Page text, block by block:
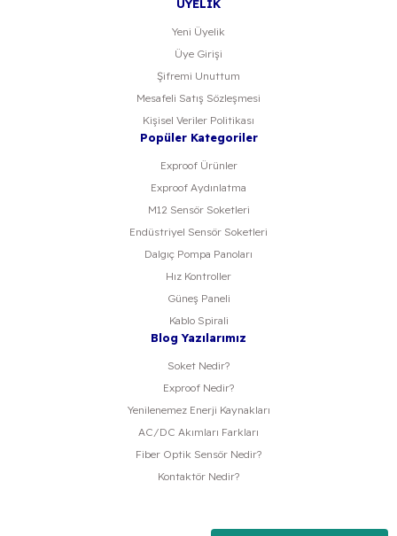
ÜYELİK
Yeni Üyelik
Üye Girişi
Şifremi Unuttum
Mesafeli Satış Sözleşmesi
Kişisel Veriler Politikası
Popüler Kategoriler
Exproof Ürünler
Exproof Aydınlatma
M12 Sensör Soketleri
Endüstriyel Sensör Soketleri
Dalgıç Pompa Panoları
Hız Kontroller
Güneş Paneli
Kablo Spirali
Blog Yazılarımız
Soket Nedir?
Exproof Nedir?
Yenilenemez Enerji Kaynakları
AC/DC Akımları Farkları
Fiber Optik Sensör Nedir?
Kontaktör Nedir?